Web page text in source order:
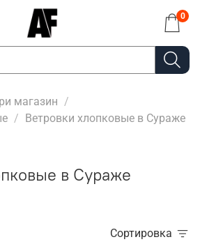
0
магазин
Ветровки хлопковые в Сураже
в Сураже
Сортировка